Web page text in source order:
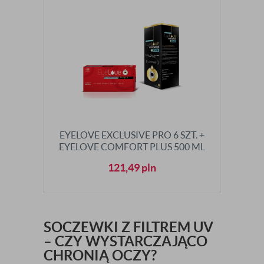
EYELOVE EXCLUSIVE PRO 6 SZT. +
EYELOVE COMFORT PLUS 500 ML
121,49pln
SOCZEWKI Z FILTREM UV
– CZY WYSTARCZAJĄCO
CHRONIĄ OCZY?